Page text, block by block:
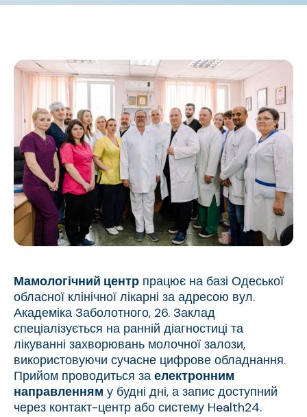
Мамологічний центр працює на базі Одеської
обласної клінічної лікарні за адресою вул.
Академіка Заболотного, 26. Заклад
спеціалізується на ранній діагностиці та
лікуванні захворювань молочної залози,
використовуючи сучасне цифрове обладнання.
Прийом проводиться за електронним
направленням у будні дні, а запис доступний
через контакт-центр або систему Health24.